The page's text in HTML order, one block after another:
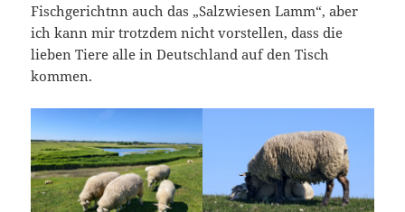
Fischgerichtnn auch das „Salzwiesen Lamm“, aber
ich kann mir trotzdem nicht vorstellen, dass die
lieben Tiere alle in Deutschland auf den Tisch
kommen.